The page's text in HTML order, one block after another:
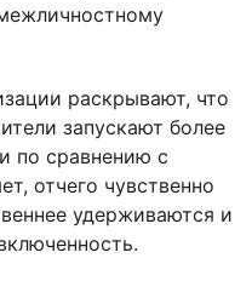
раскрывают, что
запускают более
по сравнению с
отчего чувственно
удерживаются и